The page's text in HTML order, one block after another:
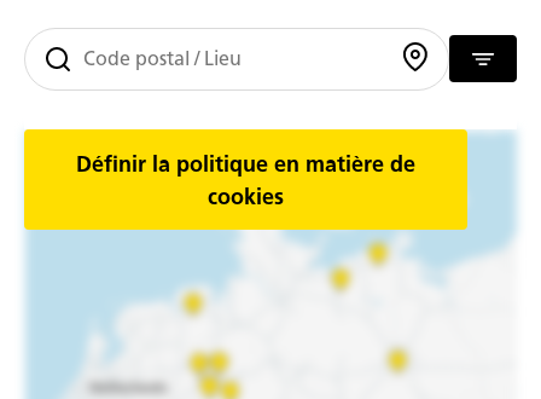
Définir la politique en matière de
cookies